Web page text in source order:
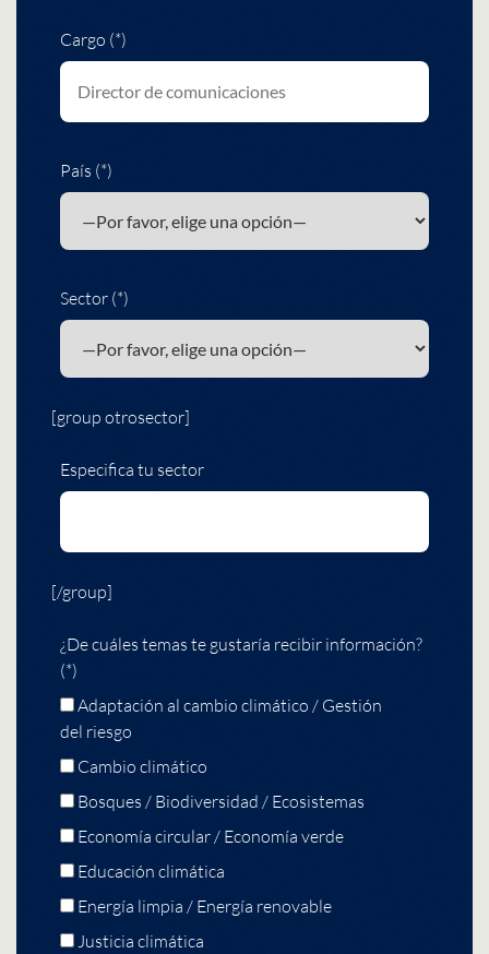
Cargo (*)
País (*)
Sector (*)
[group otrosector]
Especifica tu sector
[/group]
¿De cuáles temas te gustaría recibir información?
(*)
Adaptación al cambio climático / Gestión
del riesgo
Cambio climático
Bosques / Biodiversidad / Ecosistemas
Economía circular / Economía verde
Educación climática
Energía limpia / Energía renovable
Justicia climática